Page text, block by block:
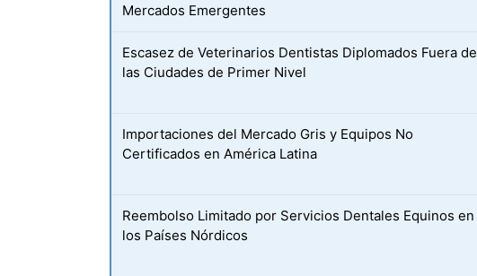
Mercados Emergentes
Escasez de Veterinarios Dentistas Diplomados Fuera de
las Ciudades de Primer Nivel
Importaciones del Mercado Gris y Equipos No
Certificados en América Latina
Reembolso Limitado por Servicios Dentales Equinos en
los Países Nórdicos